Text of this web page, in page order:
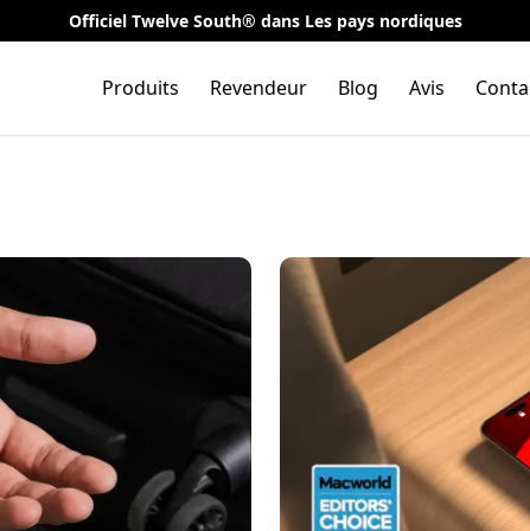
Officiel Twelve South® dans Les pays nordiques
Produits Revendeur Blog Avis